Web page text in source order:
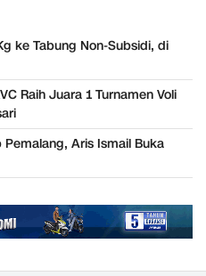
ke Tabung Non-Subsidi, di
Raih Juara 1 Turnamen Voli
Aris Ismail Buka